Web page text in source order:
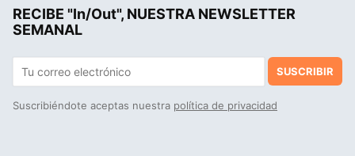
RECIBE "In/Out", NUESTRA NEWSLETTER
SEMANAL
SUSCRIBIR
Suscribiéndote aceptas nuestra política de privacidad